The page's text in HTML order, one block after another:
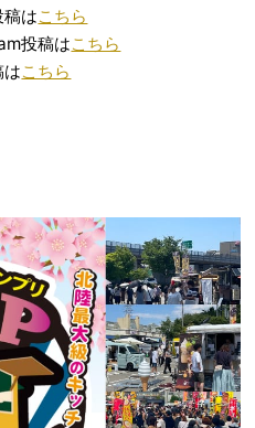
はこちら
投稿はこちら
こちら